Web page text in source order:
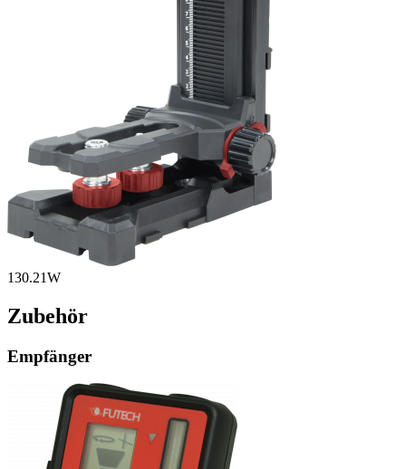
130.21W
Zubehör
Empfänger